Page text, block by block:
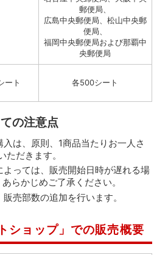
郵便局、
広島中央郵便局、松山中央郵
便局、
福岡中央郵便局および那覇中
央郵便局
ート 各500シート
の注意点
は、原則、1商品当たりお一人さ
ただきます。
よっては、販売開始日時が遅れる場
らかじめご了承ください。
売部数の追加を行います。
ショップ」での販売概要